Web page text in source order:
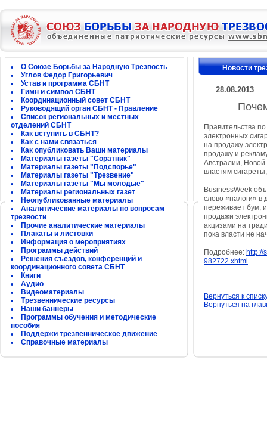
О Союзе Борьбы за Народную Трезвость
Углов Федор Григорьевич
Устав и программа СБНТ
Гимн и символ СБНТ
Координационный совет СБНТ
Руководящий орган СБНТ - Правление
Список региональных и местных
отделений СБНТ
Как вступить в СБНТ?
Как с нами связаться
Как опубликовать Ваши материалы
Материалы газеты "Соратник"
Материалы газеты "Подспорье"
Материалы газеты "Трезвение"
Материалы газеты "Мы молодые"
Материалы региональных газет
Неопубликованные материалы
Аналитические материалы по вопросам
трезвости
Прочие аналитические материалы
Плакаты и листовки
Информация о мероприятиях
Программы действий
Решения съездов, конференций и
координационного совета СБНТ
Книги
Аудио
Видеоматериалы
Трезвеннические ресурсы
Наши баннеры
Программы обучения и методические
пособия
Поддержи трезвенническое движение
Справочные материалы
Новости
28.08.2013
Правительства
электронных
на продажу
продажу и
Австралии, Новой
властям
BusinessWeek
слово «налоги» в
переживает бум,
продажи
акцизами на
пока власти не
Подробнее: http://
982722.xhtml
Вернуться к
Вернуться на